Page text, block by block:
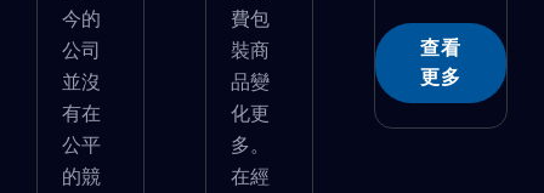
今的
公司
並沒
有在
公平
的競
費包
裝商
品變
化更
多。
在經
查看
更多